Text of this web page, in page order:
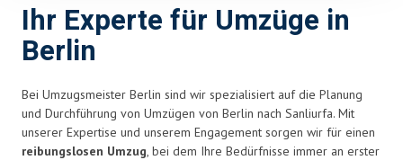
Ihr Experte für Umzüge in
Berlin
Bei Umzugsmeister Berlin sind wir spezialisiert auf die Planung
und Durchführung von Umzügen von Berlin nach Sanliurfa. Mit
unserer Expertise und unserem Engagement sorgen wir für einen
reibungslosen Umzug, bei dem Ihre Bedürfnisse immer an erster